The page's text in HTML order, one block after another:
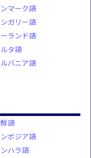
マーク語
ガリー語
ランド語
タ語
バニア語
語
ボジア語
ハラ語